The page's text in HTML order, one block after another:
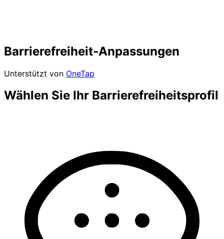
Barrierefreiheit-Anpassungen
Unterstützt von OneTap
Wählen Sie Ihr Barrierefreiheitsprofil